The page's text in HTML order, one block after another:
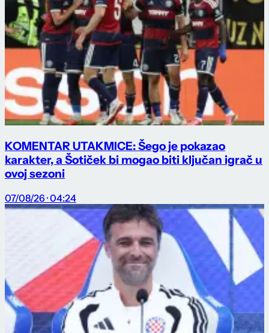
KOMENTAR UTAKMICE: Šego je pokazao
karakter, a Šotiček bi mogao biti ključan igrač u
ovoj sezoni
07/08/26 · 04:24